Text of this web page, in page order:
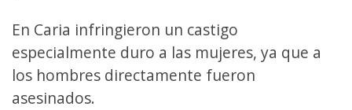
En Caria infringieron un castigo
especialmente duro a las mujeres, ya que a
los hombres directamente fueron
asesinados.